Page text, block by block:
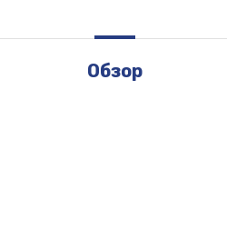
Обзор